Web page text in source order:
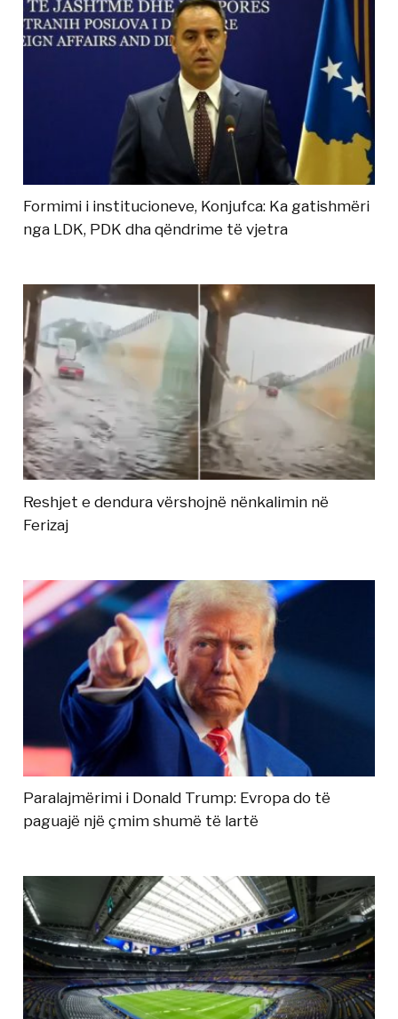
Formimi i institucioneve, Konjufca: Ka gatishmëri
nga LDK, PDK dha qëndrime të vjetra
Reshjet e dendura vërshojnë nënkalimin në
Ferizaj
Paralajmërimi i Donald Trump: Evropa do të
paguajë një çmim shumë të lartë